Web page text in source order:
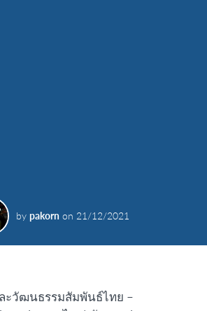
by pakorn on 21/12/2021
ะวัฒนธรรมสัมพันธ์ไทย –